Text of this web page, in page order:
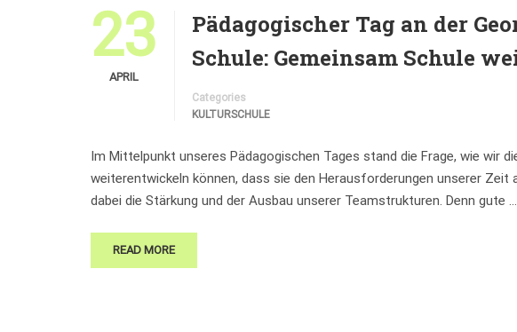
23
APRIL
Pädagogischer Tag an der
Schule: Gemeinsam Schule
Categories
KULTURSCHULE
Im Mittelpunkt unseres Pädagogischen Tages stand die Frage, wie wir
weiterentwickeln können, dass sie den Herausforderungen unserer
dabei die Stärkung und der Ausbau unserer Teamstrukturen. Denn gute …
READ MORE